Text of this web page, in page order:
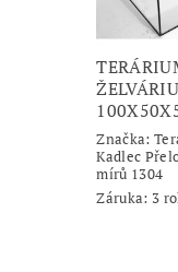
Značka:
Kadlec
mírů 1304
Záruka: 3